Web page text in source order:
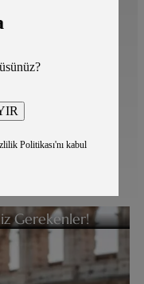
Cezası”
Gerekenler!
Politikası'nı kabul